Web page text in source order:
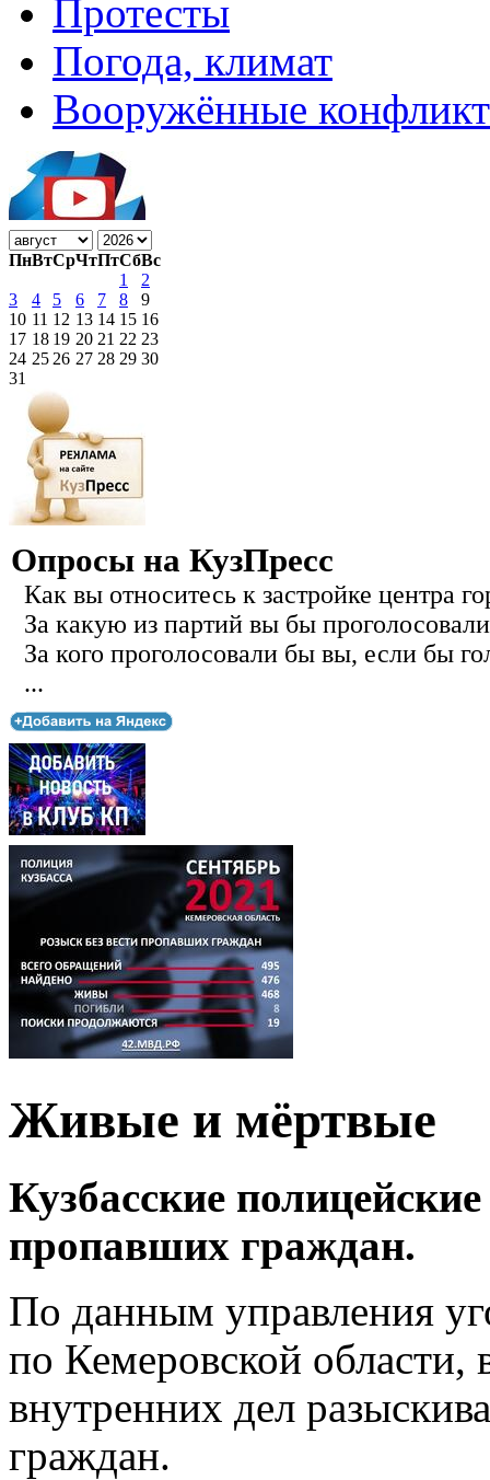
Протесты
Погода, климат
Вооружённые
ПнВтСрЧтПтСбВс
1
2
3
4 5 6 7 8
9
10 11 12 13 14 15 16
17 18 19 20 21 22 23
24 25 26 27 28 29 30
31
Опросы на КузПресс
Как вы относитесь к застройке центра
За какую из партий вы бы
За кого проголосовали бы вы, если бы
...
Живые и мёртвые
Кузбасские
пропавших граждан.
По данным управления
по Кемеровской области,
внутренних дел
граждан.